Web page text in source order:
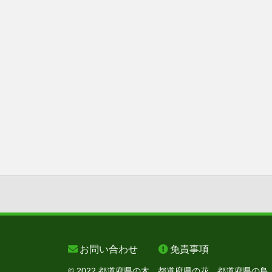
お問い合わせ 免責事項